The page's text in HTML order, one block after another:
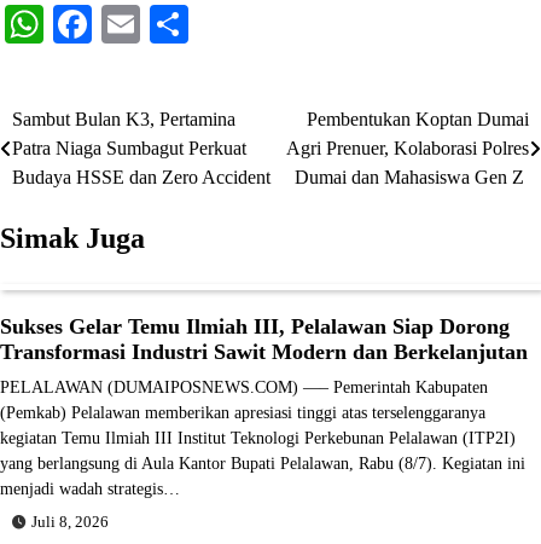
WhatsApp
Facebook
Email
Navigasi
pos
Sambut Bulan K3, Pertamina
Patra Niaga Sumbagut Perkuat
Budaya HSSE dan Zero Accident
Pembentukan Koptan Dumai
Agri Prenuer, Kolaborasi Polres
Dumai dan Mahasiswa Gen Z
Simak Juga
Sukses Gelar Temu Ilmiah III, Pelalawan Siap Dorong
Transformasi Industri Sawit Modern dan Berkelanjutan
PELALAWAN (DUMAIPOSNEWS.COM) —– Pemerintah Kabupaten
(Pemkab) Pelalawan memberikan apresiasi tinggi atas terselenggaranya
kegiatan Temu Ilmiah III Institut Teknologi Perkebunan Pelalawan (ITP2I)
yang berlangsung di Aula Kantor Bupati Pelalawan, Rabu (8/7). Kegiatan ini
menjadi wadah strategis…
Juli 8, 2026